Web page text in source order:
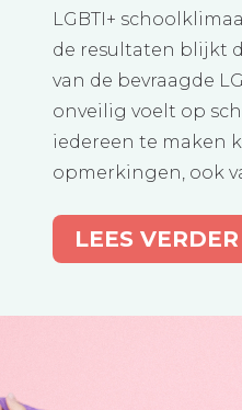
LGBTI+
de resultaten blijkt
van de bevraagde
onveilig voelt op
iedereen te maken
opmerkingen, ook
LEES VERDER